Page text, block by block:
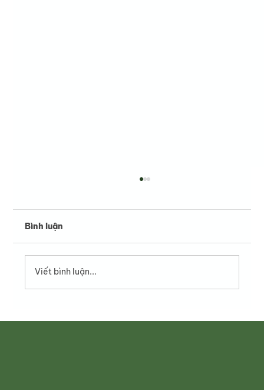
Bình luận
Viết bình luận...